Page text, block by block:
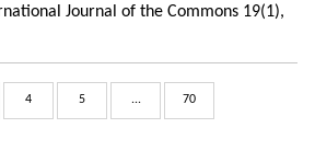
Journal of the Commons 19(1),
4 5 ... 70